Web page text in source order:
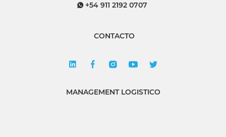
+54 911 2192 0707
CONTACTO
MANAGEMENT LOGISTICO